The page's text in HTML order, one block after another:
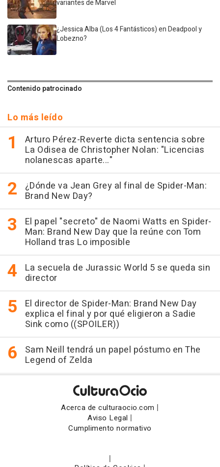
variantes de Marvel
¿Jessica Alba (Los 4 Fantásticos) en Deadpool y
Lobezno?
Contenido patrocinado
Lo más leído
Arturo Pérez-Reverte dicta sentencia sobre
La Odisea de Christopher Nolan: "Licencias
nolanescas aparte..."
¿Dónde va Jean Grey al final de Spider-Man:
Brand New Day?
El papel "secreto" de Naomi Watts en Spider-
Man: Brand New Day que la reúne con Tom
Holland tras Lo imposible
La secuela de Jurassic World 5 se queda sin
director
El director de Spider-Man: Brand New Day
explica el final y por qué eligieron a Sadie
Sink como ((SPOILER))
Sam Neill tendrá un papel póstumo en The
Legend of Zelda
Acerca de culturaocio.com |
Aviso Legal |
Cumplimento normativo
|